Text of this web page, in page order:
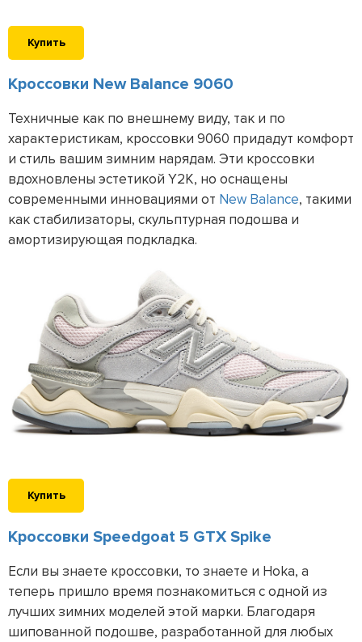
Купить
Кроссовки New Balance 9060
Техничные как по внешнему виду, так и по
характеристикам, кроссовки 9060 придадут комфорт
и стиль вашим зимним нарядам. Эти кроссовки
вдохновлены эстетикой Y2K, но оснащены
современными инновациями от New Balance, такими
как стабилизаторы, скульптурная подошва и
амортизирующая подкладка.
Купить
Кроссовки Speedgoat 5 GTX Spike
Если вы знаете кроссовки, то знаете и Hoka, а
теперь пришло время познакомиться с одной из
лучших зимних моделей этой марки. Благодаря
шипованной подошве, разработанной для любых